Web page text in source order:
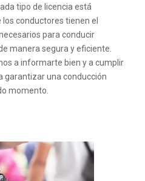
tipo de licencia está
conductores tienen el
para conducir
manera segura y eficiente.
a informarte bien y a cumplir
garantizar una conducción
momento.